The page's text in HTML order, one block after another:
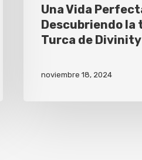
Una Vida
Descubriendo la
Turca de Divinity
noviembre 18, 2024